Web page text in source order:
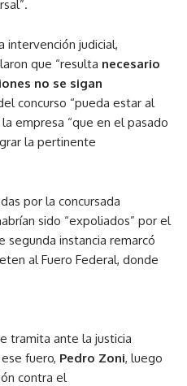
intervención judicial,
que “resulta necesario
no se sigan
concurso “pueda estar al
empresa “que en el pasado
la pertinente
por la concursada
sido “expoliados” por el
segunda instancia remarcó
al Fuero Federal, donde
tramita ante la justicia
fuero, Pedro Zoni, luego
contra el